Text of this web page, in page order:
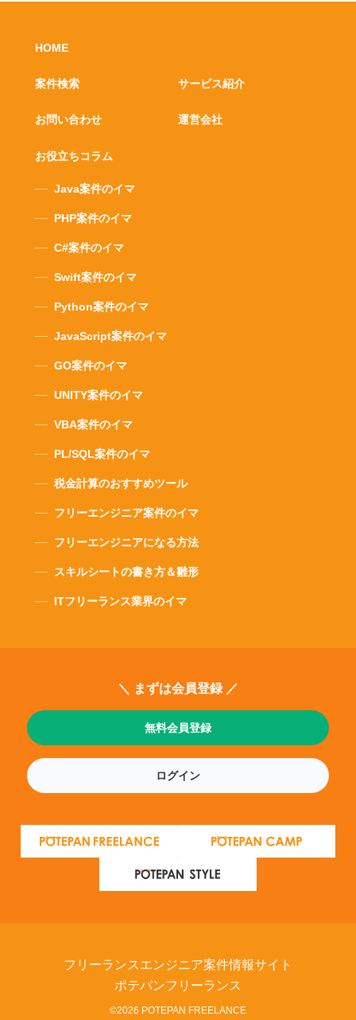
HOME
案件検索 サービス紹介
運営会社
お問い合わせ
お役立ちコラム
Java案件のイマ
PHP案件のイマ
C#案件のイマ
Swift案件のイマ
Python案件のイマ
JavaScript案件のイマ
GO案件のイマ
UNITY案件のイマ
VBA案件のイマ
PL/SQL案件のイマ
税金計算のおすすめツール
フリーエンジニア案件のイマ
フリーエンジニアになる方法
スキルシートの書き方＆雛形
ITフリーランス業界のイマ
＼ まずは会員登録 ／
無料会員登録
ログイン
フリーランスエンジニア案件情報サイト
ポテパンフリーランス
©2026 POTEPAN FREELANCE